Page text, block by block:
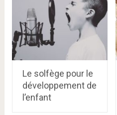
Le solfège pour le
développement de
l’enfant